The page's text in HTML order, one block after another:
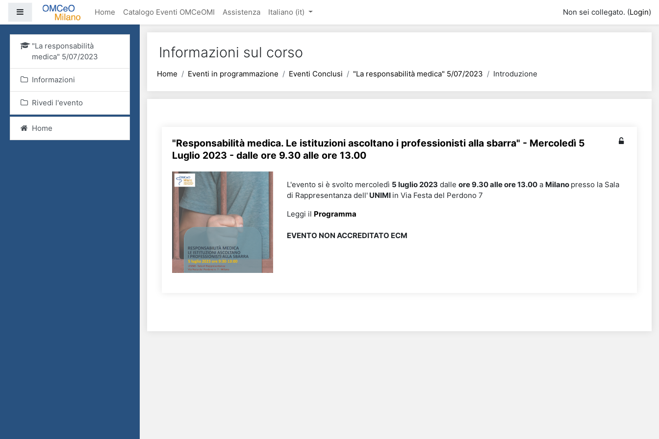
Pannello laterale Home Catalogo Eventi OMCeOMI Assistenza Italiano ‎(it)‎ Non sei collegato. (Login)
"La responsabilità
medica" 5/07/2023
Informazioni
Rivedi l'evento
Home
Informazioni sul corso
Home Eventi in programmazione Eventi Conclusi "La responsabilità medica" 5/07/2023 Introduzione
"Responsabilità medica. Le istituzioni ascoltano i professionisti alla sbarra" - Mercoledì 5
Luglio 2023 - dalle ore 9.30 alle ore 13.00
L'evento si è svolto mercoledì 5 luglio2023 dalle ore 9.30 alle ore 13.00a Milano presso la Sala
di Rappresentanza dell'UNIMI in Via Festa del Perdono 7
Leggi il Programma
EVENTO NON ACCREDITATO ECM